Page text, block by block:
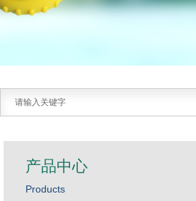
产品中心
Products